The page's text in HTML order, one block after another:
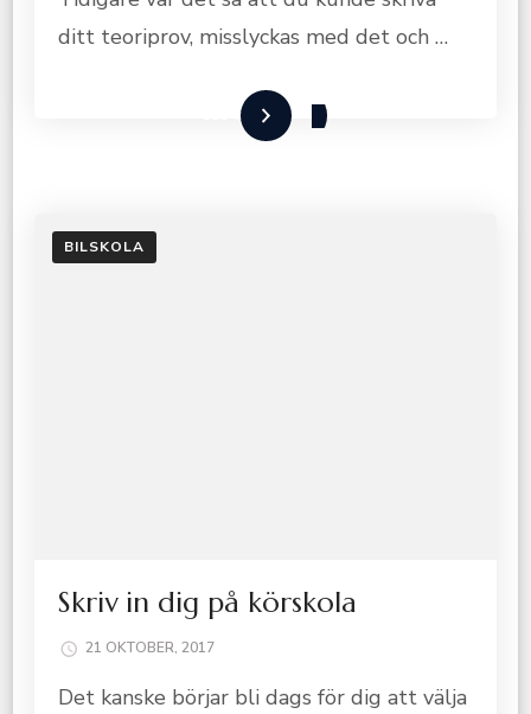
ditt teoriprov, misslyckas med det och …
Läs mer
BILSKOLA
Skriv in dig på körskola
21 OKTOBER, 2017
Det kanske börjar bli dags för dig att välja